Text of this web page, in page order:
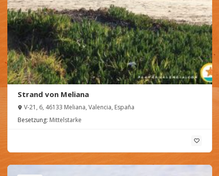
Strand von Meliana
V-21, 6, 46133 Meliana, Valencia, España
Besetzung: Mittelstarke